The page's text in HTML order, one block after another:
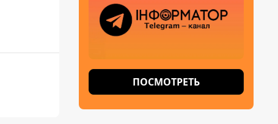
ПОСМОТРЕТЬ